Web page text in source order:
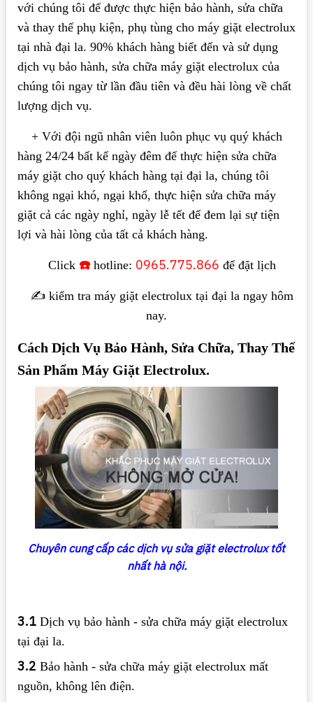
với chúng tôi để được thực hiện bảo hành, sửa chữa
và thay thế phụ kiện, phụ tùng cho máy giặt electrolux
tại nhà đại la. 90% khách hàng biết đến và sử dụng
dịch vụ bảo hành, sửa chữa máy giặt electrolux của
chúng tôi ngay từ lần đầu tiên và đều hài lòng về chất
lượng dịch vụ.
+ Với đội ngũ nhân viên luôn phục vụ quý khách
hàng 24/24 bất kể ngày đêm để thực hiện sửa chữa
máy giặt cho quý khách hàng tại đại la, chúng tôi
không ngại khó, ngại khổ, thực hiện sửa chữa máy
giặt cả các ngày nghỉ, ngày lễ tết để đem lại sự tiện
lợi và hài lòng của tất cả khách hàng.
Click ☎️hotline: 0965.775.866 để đặt lịch
✍️ kiểm tra máy giặt electrolux tại đại la ngay hôm
nay.
Cách Dịch Vụ Bảo Hành, Sửa Chữa, Thay Thế
Sản Phẩm Máy Giặt Electrolux.
Chuyên cung cấp các dịch vụ sửa giặt electrolux tốt
nhất hà nội.
3.1 Dịch vụ bảo hành - sửa chữa máy giặt electrolux
tại đại la.
3.2 Bảo hành - sửa chữa máy giặt electrolux mất
nguồn, không lên điện.